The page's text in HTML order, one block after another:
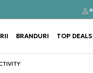
to open or close
to open or close
BRANDURI TOP DEALS